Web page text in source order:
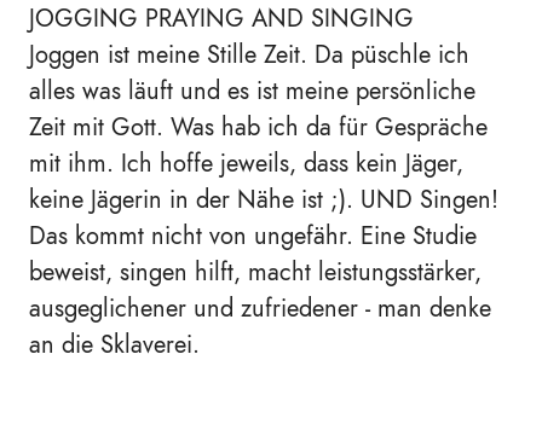
JOGGING PRAYING AND SINGING
Joggen ist meine Stille Zeit. Da püschle ich
alles was läuft und es ist meine persönliche
Zeit mit Gott. Was hab ich da für Gespräche
mit ihm. Ich hoffe jeweils, dass kein Jäger,
keine Jägerin in der Nähe ist ;). UND Singen!
Das kommt nicht von ungefähr. Eine Studie
beweist, singen hilft, macht leistungsstärker,
ausgeglichener und zufriedener - man denke
an die Sklaverei.